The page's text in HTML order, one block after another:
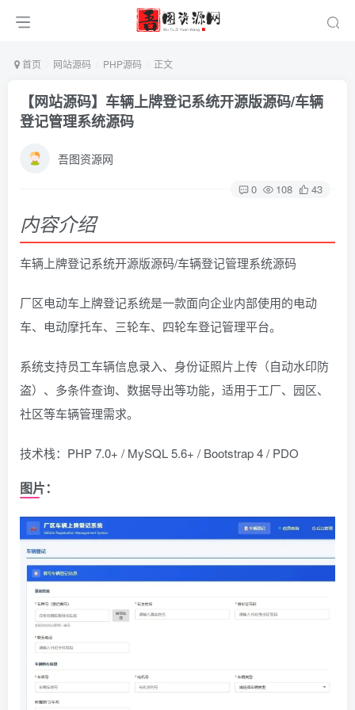
首页 网站源码 PHP源码 正文
【网站源码】车辆上牌登记系统开源版源码/车辆
登记管理系统源码
吾图资源网
0 108 43
内容介绍
车辆上牌登记系统开源版源码/车辆登记管理系统源码
厂区电动车上牌登记系统是一款面向企业内部使用的电动
车、电动摩托车、三轮车、四轮车登记管理平台。
系统支持员工车辆信息录入、身份证照片上传（自动水印防
盗）、多条件查询、数据导出等功能，适用于工厂、园区、
社区等车辆管理需求。
技术栈：PHP 7.0+ / MySQL 5.6+ / Bootstrap 4 / PDO
图片：